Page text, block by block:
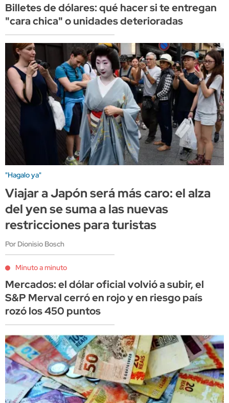
Billetes de dólares: qué hacer si te entregan
"cara chica" o unidades deterioradas
"Hagalo ya"
Viajar a Japón será más caro: el alza
del yen se suma a las nuevas
restricciones para turistas
Por Dionisio Bosch
Minuto a minuto
Mercados: el dólar oficial volvió a subir, el
S&P Merval cerró en rojo y en riesgo país
rozó los 450 puntos